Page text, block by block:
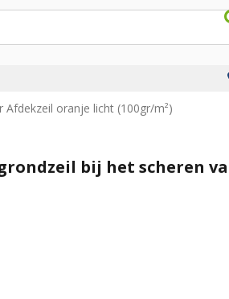
Afdekzeil oranje licht (100gr/m²)
bij het scheren